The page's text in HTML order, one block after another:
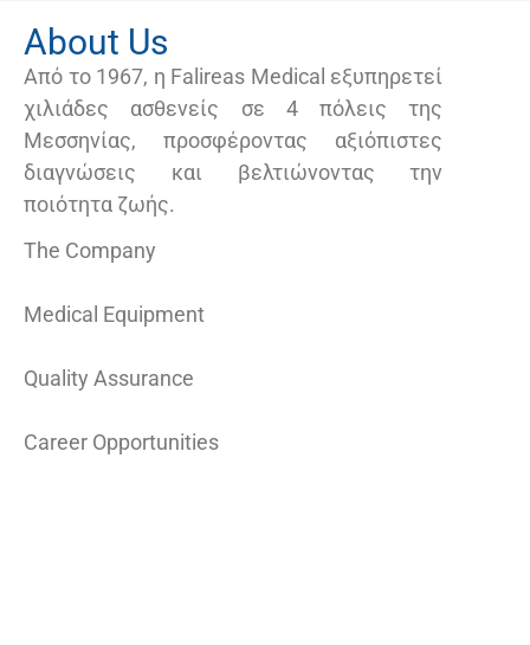
About Us
Από το 1967, η Falireas Medical εξυπηρετεί
χιλιάδες ασθενείς σε 4 πόλεις της
Μεσσηνίας, προσφέροντας αξιόπιστες
διαγνώσεις και βελτιώνοντας την
ποιότητα ζωής.
The Company
Medical Equipment
Quality Assurance
Career Opportunities